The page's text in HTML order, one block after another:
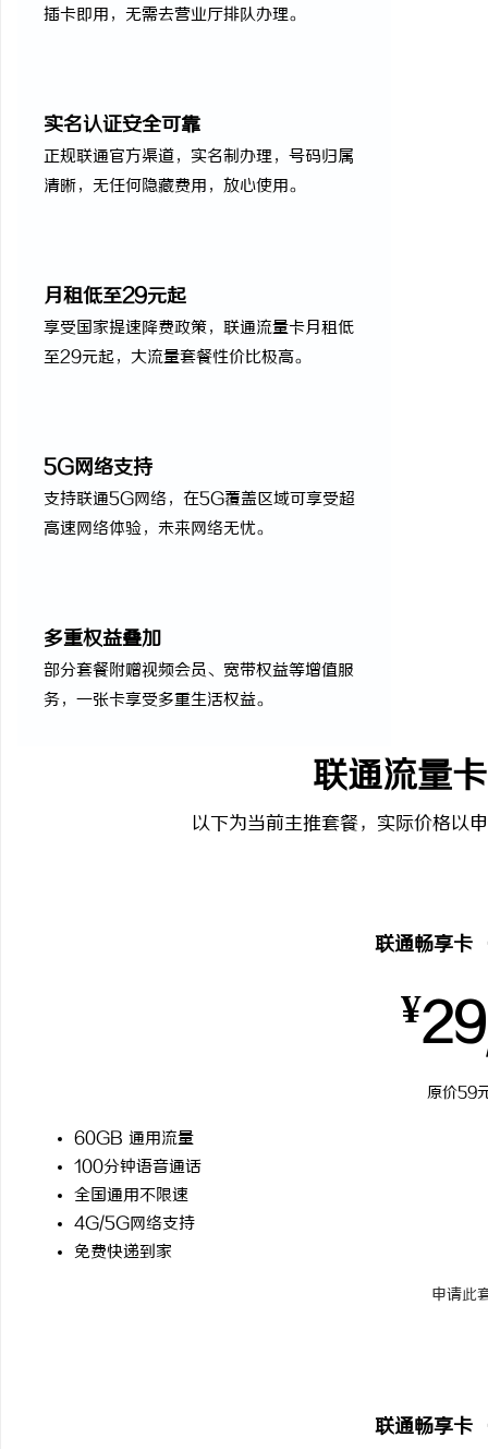
插卡即用，无需去营业厅排队办理。
实名认证安全可靠
正规联通官方渠道，实名制办理，号码归属
清晰，无任何隐藏费用，放心使用。
月租低至29元起
享受国家提速降费政策，联通流量卡月租低
至29元起，大流量套餐性价比极高。
5G网络支持
支持联通5G网络，在5G覆盖区域可享受超
高速网络体验，未来网络无忧。
多重权益叠加
部分套餐附赠视频会员、宽带权益等增值服
务，一张卡享受多重生活权益。
联通流量
以下为当前主推套餐，实际价格以
联通畅享卡
¥29
原价59
60GB 通用流量
100分钟语音通话
全国通用不限速
4G/5G网络支持
免费快递到家
申请此
联通畅享卡